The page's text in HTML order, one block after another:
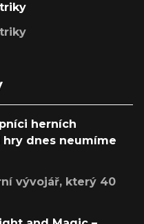
herních
hry dnes neumíme
vývojář, který 40